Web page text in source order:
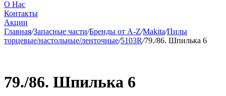
О Нас
Контакты
Акции
Главная/Запасные части/Бренды от A-Z/Makita/Пилы
торцевые/настольные/ленточные/5103R/79./86. Шпилька 6
79./86. Шпилька 6